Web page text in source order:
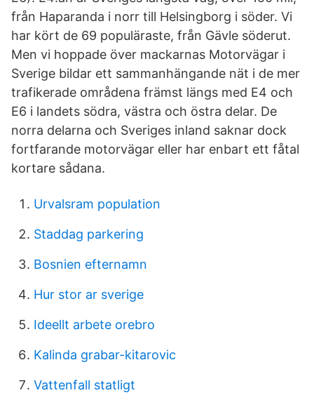
från Haparanda i norr till Helsingborg i söder. Vi
har kört de 69 populäraste, från Gävle söderut.
Men vi hoppade över mackarnas Motorvägar i
Sverige bildar ett sammanhängande nät i de mer
trafikerade områdena främst längs med E4 och
E6 i landets södra, västra och östra delar. De
norra delarna och Sveriges inland saknar dock
fortfarande motorvägar eller har enbart ett fåtal
kortare sådana.
Urvalsram population
Staddag parkering
Bosnien efternamn
Hur stor ar sverige
Ideellt arbete orebro
Kalinda grabar-kitarovic
Vattenfall statligt